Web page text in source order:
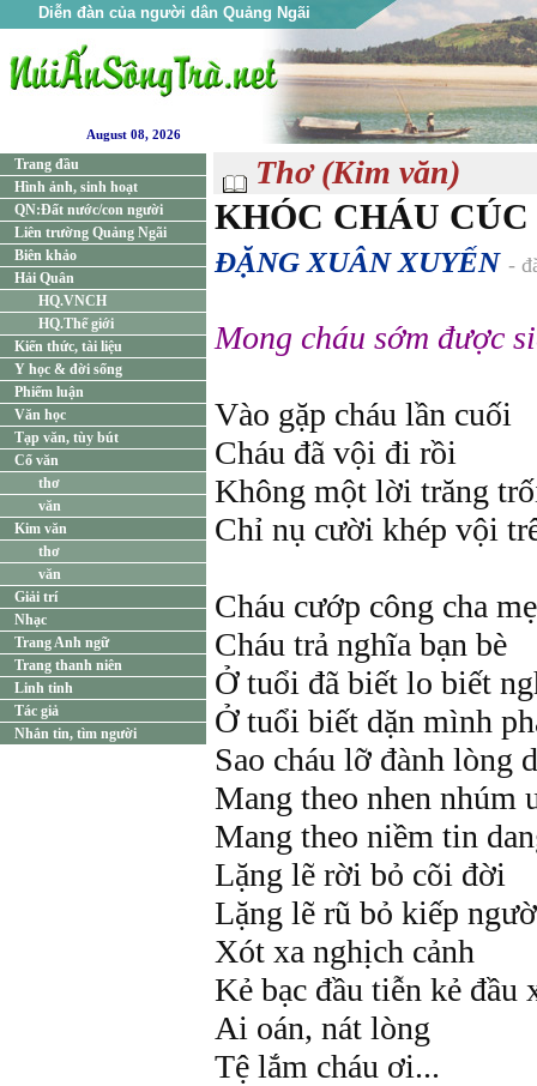
Diễn đàn của người dân Quảng Ngãi
August 08, 2026
Trang đầu
Hình ảnh, sinh hoạt
QN:Đất nước/con người
Liên trường Quảng Ngãi
Biên khảo
Hải Quân
HQ.VNCH
HQ.Thế giới
Kiến thức, tài liệu
Y học & đời sống
Phiếm luận
Văn học
Tạp văn, tùy bút
Cổ văn
thơ
văn
Kim văn
thơ
văn
Giải trí
Nhạc
Trang Anh ngữ
Trang thanh niên
Linh tinh
Tác giả
Nhắn tin, tìm người
Thơ (Kim văn)
KHÓC CHÁU CÚC
ĐẶNG XUÂN XUYẾN -
Mong cháu sớm được
Vào gặp cháu lần cuối
Cháu đã vội đi rồi
Không một lời trăng
Chỉ nụ cười khép vội
Cháu cướp công cha mẹ
Cháu trả nghĩa bạn bè
Ở tuổi đã biết lo biết
Ở tuổi biết dặn mình
Sao cháu lỡ đành lòng
Mang theo nhen nhúm
Mang theo niềm tin
Lặng lẽ rời bỏ cõi đời
Lặng lẽ rũ bỏ kiếp
Xót xa nghịch cảnh
Kẻ bạc đầu tiễn kẻ đầu
Ai oán, nát lòng
Tệ lắm cháu ơi...